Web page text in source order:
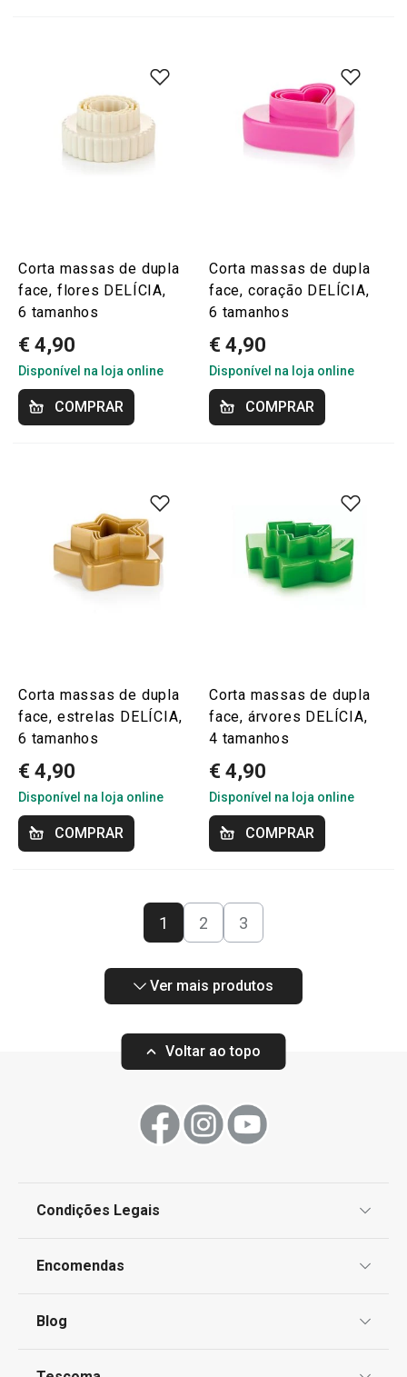
Corta massas de dupla
face, flores DELÍCIA,
6 tamanhos
€ 4,90
Disponível na loja online
COMPRAR
Corta massas de dupla
face, coração DELÍCIA,
6 tamanhos
€ 4,90
Disponível na loja online
COMPRAR
Corta massas de dupla
face, estrelas DELÍCIA,
6 tamanhos
€ 4,90
Disponível na loja online
COMPRAR
Corta massas de dupla
face, árvores DELÍCIA,
4 tamanhos
€ 4,90
Disponível na loja online
COMPRAR
1 2 3
Ver mais produtos
Voltar ao topo
Condições Legais
Livro de Reclamações
Encomendas
Blog